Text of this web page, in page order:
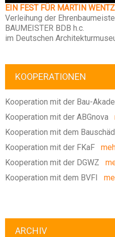
EIN FEST FÜR MARTIN WENTZ
Verleihung der
BAUMEISTER BDB h.c.
im Deutschen
KOOPERATIONEN
Kooperation mit der Bau-
Kooperation mit der ABGnova
Kooperation mit dem
Kooperation mit der FKaF
Kooperation mit der DGWZ
Kooperation mit dem BVFI
ARCHIV